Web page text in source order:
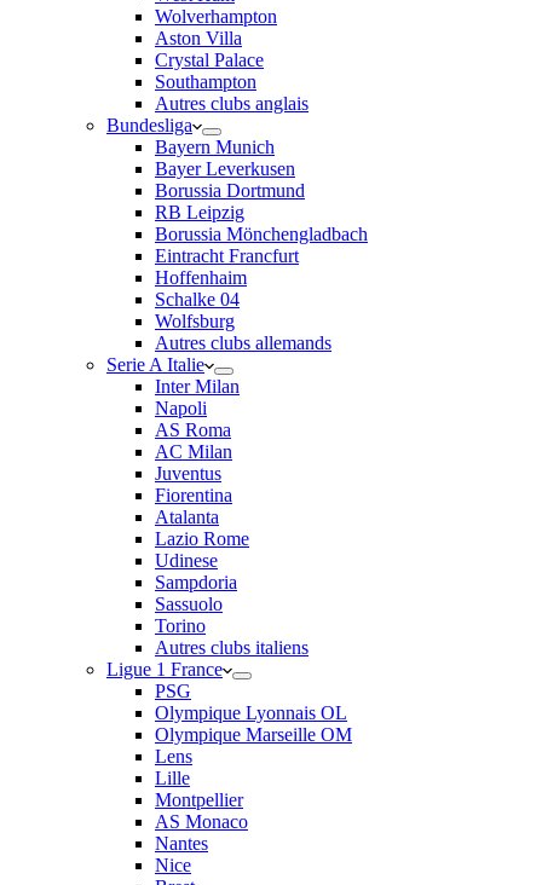
Wolverhampton
Aston Villa
Crystal Palace
Southampton
Autres clubs anglais
Bundesliga
Bayern Munich
Bayer Leverkusen
Borussia Dortmund
RB Leipzig
Borussia Mönchengladbach
Eintracht Francfurt
Hoffenhaim
Schalke 04
Wolfsburg
Autres clubs allemands
Serie A Italie
Inter Milan
Napoli
AS Roma
AC Milan
Juventus
Fiorentina
Atalanta
Lazio Rome
Udinese
Sampdoria
Sassuolo
Torino
Autres clubs italiens
Ligue 1 France
PSG
Olympique Lyonnais OL
Olympique Marseille OM
Lens
Lille
Montpellier
AS Monaco
Nantes
Nice